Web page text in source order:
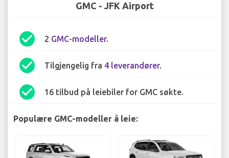
GMC - JFK Airport
check_circle 2 GMC-modeller.
check_circle Tilgjengelig fra 4 leverandører.
check_circle 16 tilbud på leiebiler for GMC søkte.
Populære GMC-modeller å leie: